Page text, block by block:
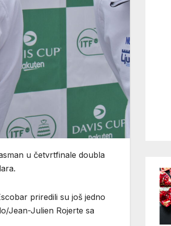
u četvrtfinale doubla
priredili su još jedno
Jean-Julien Rojerte sa